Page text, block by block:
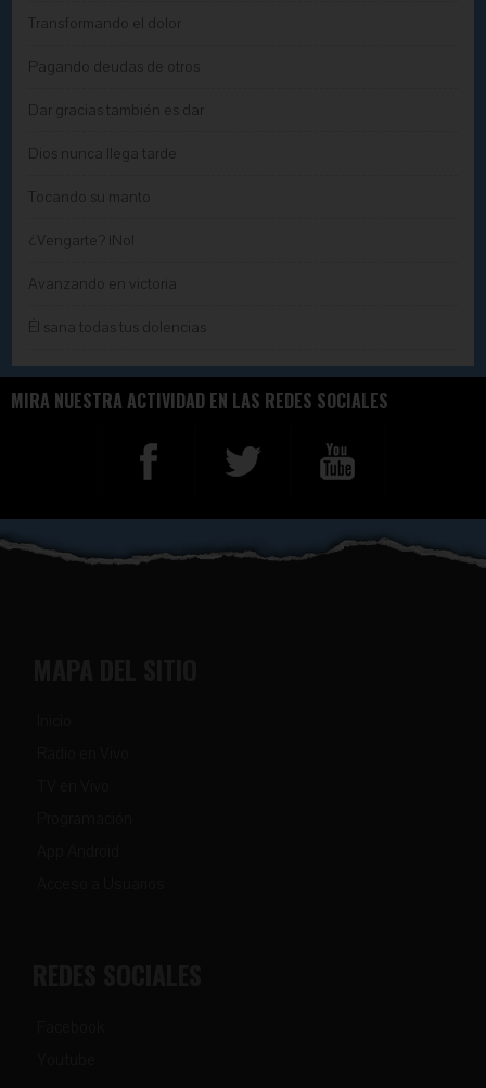
Transformando el dolor
Pagando deudas de otros
Dar gracias también es dar
Dios nunca llega tarde
Tocando su manto
¿Vengarte? ¡No!
Avanzando en victoria
Él sana todas tus dolencias
MIRA NUESTRA ACTIVIDAD EN LAS REDES SOCIALES